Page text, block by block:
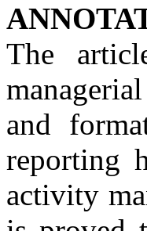
The
and
reporting
activity